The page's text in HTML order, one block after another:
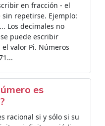
en fracción - el
repetirse. Ejemplo:
Los decimales no
puede escribir
valor Pi. Números
es
racional si y sólo si su